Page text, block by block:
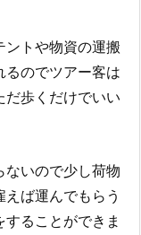
ントや物資の運搬
るのでツアー客は
だ歩くだけでいい
ないので少し荷物
ば運んでもらう
ることができま